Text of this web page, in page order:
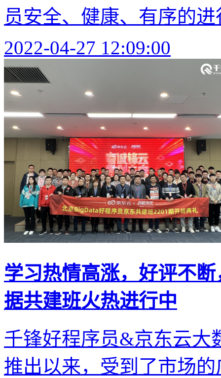
员安全、健康、有序的
2022-04-27 12:09:00
学习热情高涨，好评不
据共建班火热进行中
千锋好程序员&京东云大
推出以来，受到了市场